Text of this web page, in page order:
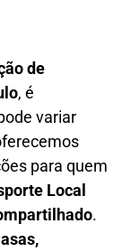
de
, é
variar
para quem
Local
.